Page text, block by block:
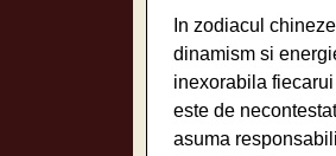
In zodiacul
dinamism si
inexorabila
este de
asuma